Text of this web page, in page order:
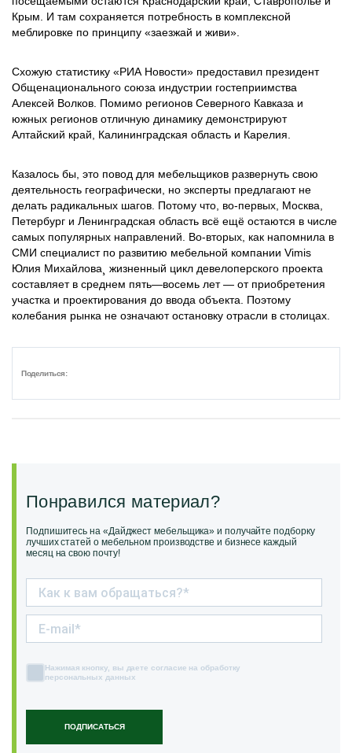
Крым. И там сохраняется потребность в комплексной
меблировке по принципу «заезжай и живи».
Схожую статистику «РИА Новости» предоставил президент
Общенационального союза индустрии гостеприимства
Алексей Волков. Помимо регионов Северного Кавказа и
южных регионов отличную динамику демонстрируют
Алтайский край, Калининградская область и Карелия.
Казалось бы, это повод для мебельщиков развернуть свою
деятельность географически, но эксперты предлагают не
делать радикальных шагов. Потому что, во-первых, Москва,
Петербург и Ленинградская область всё ещё остаются в числе
самых популярных направлений. Во-вторых, как напомнила в
СМИ специалист по развитию мебельной компании Vimis
Юлия Михайлова¸ жизненный цикл девелоперского проекта
составляет в среднем пять—восемь лет — от приобретения
участка и проектирования до ввода объекта. Поэтому
колебания рынка не означают остановку отрасли в столицах.
Поделиться:
Понравился материал?
Подпишитесь на «Дайджест мебельщика» и получайте подборку
лучших статей о мебельном производстве и бизнесе каждый
месяц на свою почту!
ПОДПИСАТЬСЯ
Нажимая кнопку, вы даете согласие на обработку
персональных данных